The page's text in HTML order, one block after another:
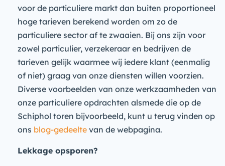
voor de particuliere markt dan buiten proportioneel
hoge tarieven berekend worden om zo de
particuliere sector af te zwaaien. Bij ons zijn voor
zowel particulier, verzekeraar en bedrijven de
tarieven gelijk waarmee wij iedere klant (eenmalig
of niet) graag van onze diensten willen voorzien.
Diverse voorbeelden van onze werkzaamheden van
onze particuliere opdrachten alsmede die op de
Schiphol toren bijvoorbeeld, kunt u terug vinden op
ons blog-gedeelte van de webpagina.
Lekkage opsporen?